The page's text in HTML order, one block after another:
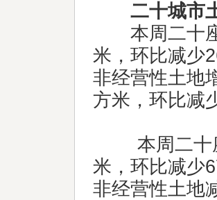
二十城市
本周二十座
米，环比减少
非经营性土地
方米，环比减
本周二十座
米，环比减少
非经营性土地